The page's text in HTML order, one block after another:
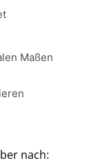
Maßen
nach: